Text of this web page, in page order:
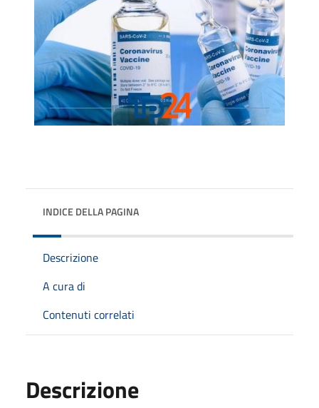
INDICE DELLA PAGINA
Descrizione
A cura di
Contenuti correlati
Descrizione